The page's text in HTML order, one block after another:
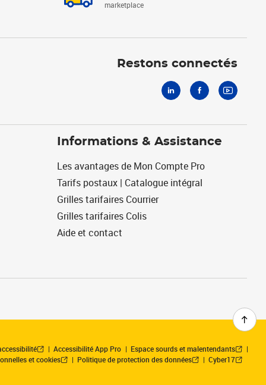
marketplace
Restons connectés
Informations & Assistance
Les avantages de Mon Compte Pro
Tarifs postaux | Catalogue intégral
Grilles tarifaires Courrier
Grilles tarifaires Colis
Aide et contact
Accessibilité App Pro
Espace sourds et malentendants
et cookies
Politique de protection des données Cyber17